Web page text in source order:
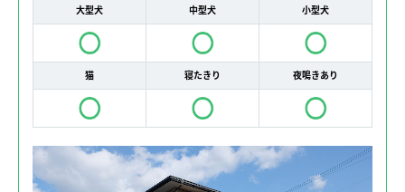
大型犬 中型犬 小型犬
猫 寝たきり 夜鳴きあり